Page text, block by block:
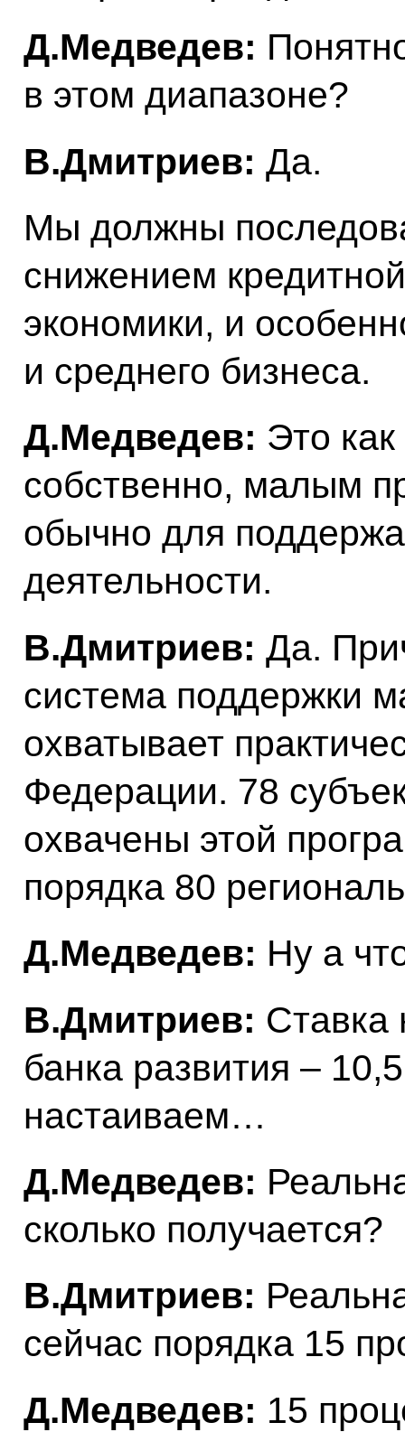
Д.Медведев:
в этом диапазоне?
В.Дмитриев: Да.
Мы должны
снижением
экономики, и
и среднего бизнеса.
Д.Медведев: Это
собственно, малым
обычно для
деятельности.
В.Дмитриев: Да.
система поддержки
охватывает
Федерации. 78
охвачены этой
порядка 80
Д.Медведев: Ну а
В.Дмитриев: Ставка
банка развития –
настаиваем…
Д.Медведев:
сколько получается?
В.Дмитриев:
сейчас порядка 15
Д.Медведев: 15